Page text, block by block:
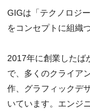
GIGは「テクノロジ
をコンセプトに組織
2017年に創業したば
で、多くのクライア
作、グラフィックデ
いています。エンジ